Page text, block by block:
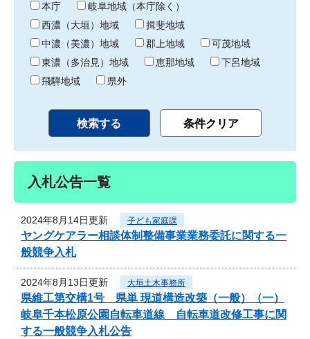
わ
り
本庁
岐阜地域（本庁除く）
西濃（大垣）地域
揖斐地域
中濃（美濃）地域
郡上地域
可茂地域
東濃（多治見）地域
恵那地域
下呂地域
飛騨地域
県外
入札公告一覧
2024年8月14日更新 子ども家庭課
ヤングケアラー相談体制整備事業業務委託に関する一
般競争入札
2024年8月13日更新 大垣土木事務所
県維工第交構1号 県単 現道構造改築（一般）（一）
岐阜千本松原公園自転車道線 自転車道改修工事に関
する一般競争入札公告